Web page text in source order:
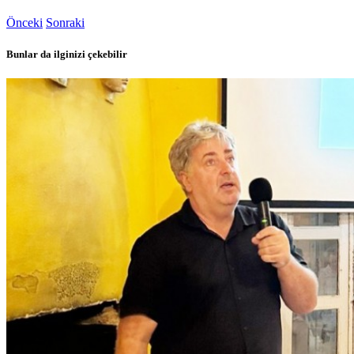
Önceki Sonraki
Bunlar da ilginizi çekebilir